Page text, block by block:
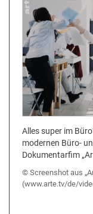
Alles super im
modernen Büro-
Dokumentarfim
Screenshot aus
(www.arte.tv/de/